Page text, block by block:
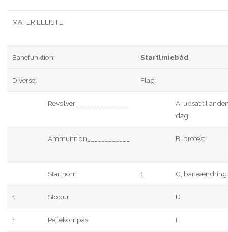
MATERIELLISTE
Banefunktion: Startliniebåd
Diverse: Flag:
Revolver_______________
A, udsat til
dag
Ammunition____________ B, protest
Starthorn 1 C, baneændring
1 Stopur D
1 Pejlekompas E